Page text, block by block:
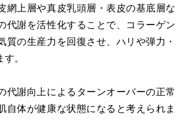
網上層や真皮乳頭層・表皮の基底層な
代謝を活性化することで、コラーゲン
質の生産力を回復させ、ハリや弾力・
。
代謝向上によるターンオーバーの正常
自体が健康な状態になると考えられま